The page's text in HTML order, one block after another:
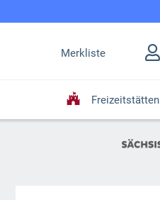
Merkliste
Freizeitstätten